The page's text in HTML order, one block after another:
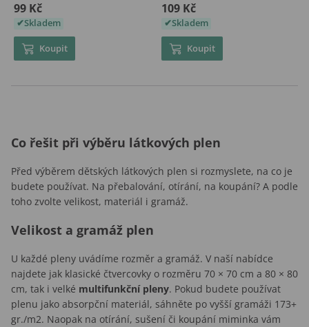
99 Kč
Skladem
Koupit
109 Kč
Skladem
Koupit
Co řešit při výběru látkových plen
Před výběrem dětských látkových plen si rozmyslete, na co je
budete používat. Na přebalování, otírání, na koupání? A podle
toho zvolte velikost, materiál i gramáž.
Velikost a gramáž plen
U každé pleny uvádíme rozměr a gramáž. V naší nabídce
najdete jak klasické čtvercovky o rozměru 70 × 70 cm a 80 × 80
cm, tak i velké multifunkční pleny. Pokud budete používat
plenu jako absorpční materiál, sáhněte po vyšší gramáži 173+
gr./m2. Naopak na otírání, sušení či koupání miminka vám